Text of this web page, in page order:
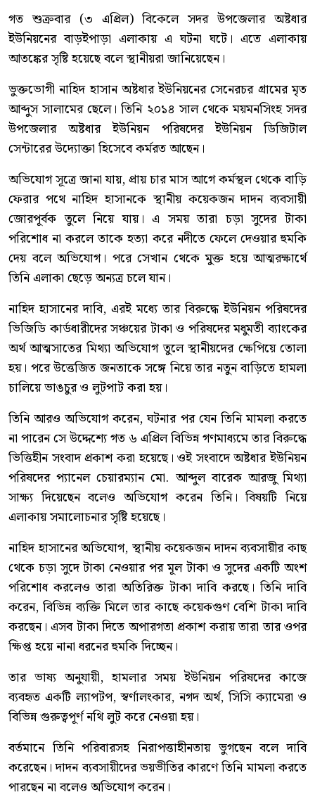
গত শুক্রবার (৩ এপ্রিল) বিকেলে সদর উপজেলার অষ্টধার
ইউনিয়নের বাড়ইপাড়া এলাকায় এ ঘটনা ঘটে। এতে এলাকায়
আতঙ্কের সৃষ্টি হয়েছে বলে স্থানীয়রা জানিয়েছেন।
ভুক্তভোগী নাহিদ হাসান অষ্টধার ইউনিয়নের সেনেরচর গ্রামের মৃত
আব্দুস সালামের ছেলে। তিনি ২০১৪ সাল থেকে ময়মনসিংহ সদর
উপজেলার অষ্টধার ইউনিয়ন পরিষদের ইউনিয়ন ডিজিটাল
সেন্টারের উদ্যোক্তা হিসেবে কর্মরত আছেন।
অভিযোগ সূত্রে জানা যায়, প্রায় চার মাস আগে কর্মস্থল থেকে বাড়ি
ফেরার পথে নাহিদ হাসানকে স্থানীয় কয়েকজন দাদন ব্যবসায়ী
জোরপূর্বক তুলে নিয়ে যায়। এ সময় তারা চড়া সুদের টাকা
পরিশোধ না করলে তাকে হত্যা করে নদীতে ফেলে দেওয়ার হুমকি
দেয় বলে অভিযোগ। পরে সেখান থেকে মুক্ত হয়ে আত্মরক্ষার্থে
তিনি এলাকা ছেড়ে অন্যত্র চলে যান।
নাহিদ হাসানের দাবি, এরই মধ্যে তার বিরুদ্ধে ইউনিয়ন পরিষদের
ভিজিডি কার্ডধারীদের সঞ্চয়ের টাকা ও পরিষদের মধুমতী ব্যাংকের
অর্থ আত্মসাতের মিথ্যা অভিযোগ তুলে স্থানীয়দের ক্ষেপিয়ে তোলা
হয়। পরে উত্তেজিত জনতাকে সঙ্গে নিয়ে তার নতুন বাড়িতে হামলা
চালিয়ে ভাঙচুর ও লুটপাট করা হয়।
তিনি আরও অভিযোগ করেন, ঘটনার পর যেন তিনি মামলা করতে
না পারেন সে উদ্দেশ্যে গত ৬ এপ্রিল বিভিন্ন গণমাধ্যমে তার বিরুদ্ধে
ভিত্তিহীন সংবাদ প্রকাশ করা হয়েছে। ওই সংবাদে অষ্টধার ইউনিয়ন
পরিষদের প্যানেল চেয়ারম্যান মো. আব্দুল বারেক আরজু মিথ্যা
সাক্ষ্য দিয়েছেন বলেও অভিযোগ করেন তিনি। বিষয়টি নিয়ে
এলাকায় সমালোচনার সৃষ্টি হয়েছে।
নাহিদ হাসানের অভিযোগ, স্থানীয় কয়েকজন দাদন ব্যবসায়ীর কাছ
থেকে চড়া সুদে টাকা নেওয়ার পর মূল টাকা ও সুদের একটি অংশ
পরিশোধ করলেও তারা অতিরিক্ত টাকা দাবি করছে। তিনি দাবি
করেন, বিভিন্ন ব্যক্তি মিলে তার কাছে কয়েকগুণ বেশি টাকা দাবি
করছেন। এসব টাকা দিতে অপারগতা প্রকাশ করায় তারা তার ওপর
ক্ষিপ্ত হয়ে নানা ধরনের হুমকি দিচ্ছেন।
তার ভাষ্য অনুযায়ী, হামলার সময় ইউনিয়ন পরিষদের কাজে
ব্যবহৃত একটি ল্যাপটপ, স্বর্ণালংকার, নগদ অর্থ, সিসি ক্যামেরা ও
বিভিন্ন গুরুত্বপূর্ণ নথি লুট করে নেওয়া হয়।
বর্তমানে তিনি পরিবারসহ নিরাপত্তাহীনতায় ভুগছেন বলে দাবি
করেছেন। দাদন ব্যবসায়ীদের ভয়ভীতির কারণে তিনি মামলা করতে
পারছেন না বলেও অভিযোগ করেন।